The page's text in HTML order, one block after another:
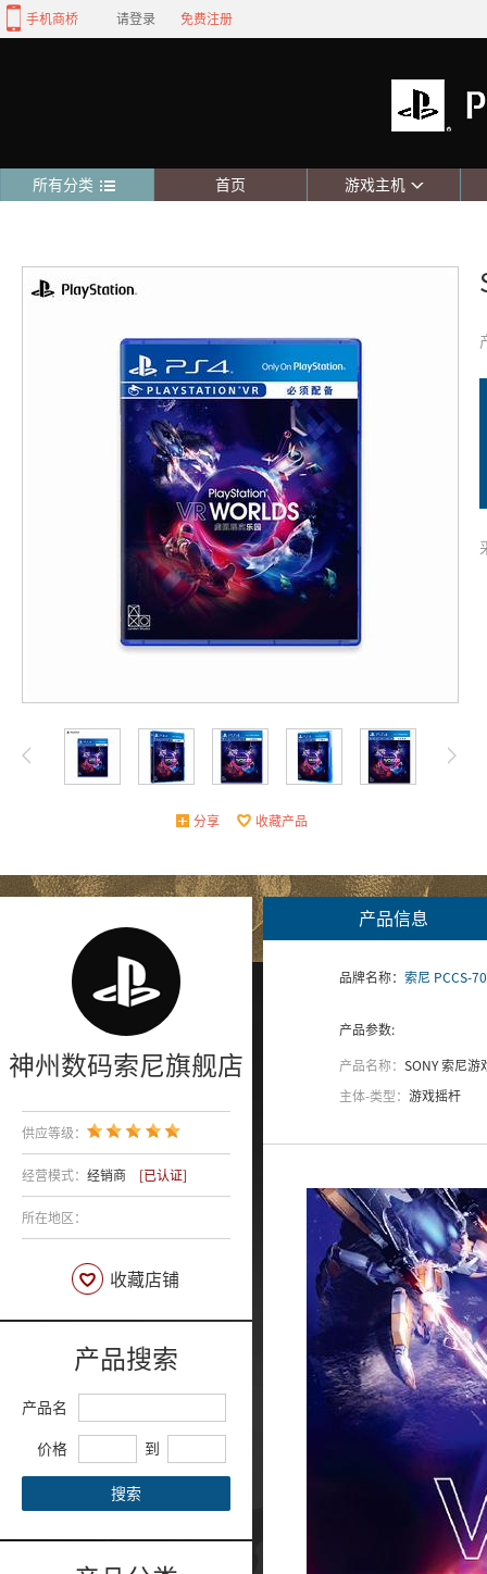
手机商桥 请登录 免费注册
所有分类 首页 游戏主机
分享 收藏产品
产品信息
品牌名称： 索尼 PCCS-
产品参数:
产品名称： SONY 索尼游
主体-类型： 游戏摇杆
神州数码索尼旗舰店
供应等级：
经营模式： 经销商 [已认证]
所在地区：
收藏店铺
产品搜索
产品名
价格 到
搜索